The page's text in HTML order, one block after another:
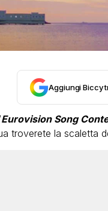
Aggiungi Biccy
Eurovision Song
troverete la scaletta